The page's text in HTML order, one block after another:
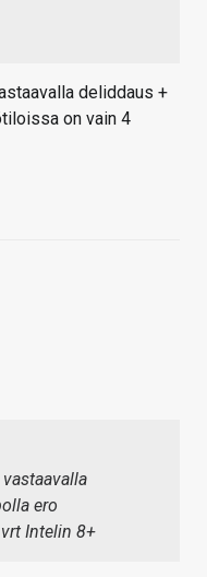
deliddaus +
on vain 4
ero
Intelin 8+